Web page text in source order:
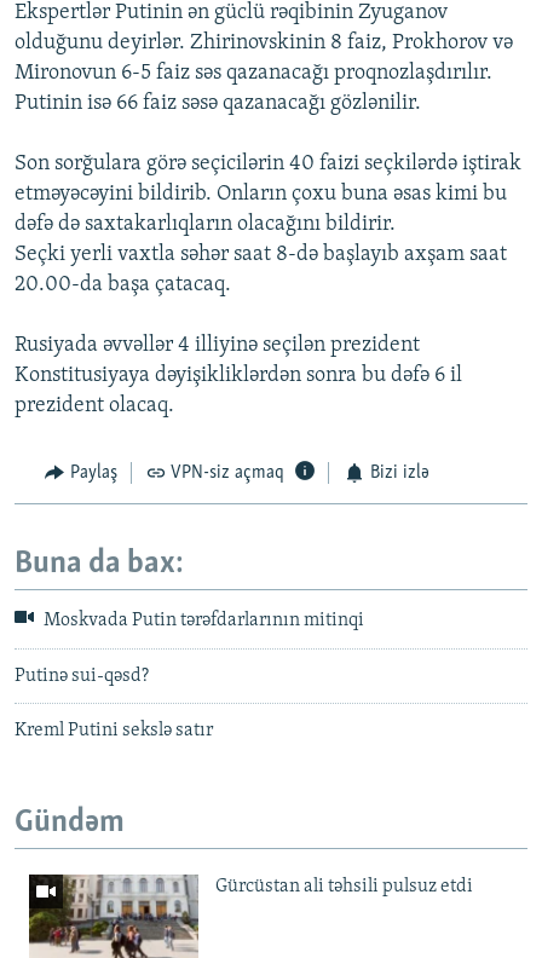
Ekspertlər Putinin ən güclü rəqibinin Zyuganov
olduğunu deyirlər. Zhirinovskinin 8 faiz, Prokhorov və
Mironovun 6-5 faiz səs qazanacağı proqnozlaşdırılır.
Putinin isə 66 faiz səsə qazanacağı gözlənilir.
Son sorğulara görə seçicilərin 40 faizi seçkilərdə iştirak
etməyəcəyini bildirib. Onların çoxu buna əsas kimi bu
dəfə də saxtakarlıqların olacağını bildirir.
Seçki yerli vaxtla səhər saat 8-də başlayıb axşam saat
20.00-da başa çatacaq.
Rusiyada əvvəllər 4 illiyinə seçilən prezident
Konstitusiyaya dəyişikliklərdən sonra bu dəfə 6 il
prezident olacaq.
Paylaş VPN-siz açmaq Bizi izlə
Buna da bax:
Moskvada Putin tərəfdarlarının mitinqi
Putinə sui-qəsd?
Kreml Putini sekslə satır
Gündəm
Gürcüstan ali təhsili pulsuz etdi